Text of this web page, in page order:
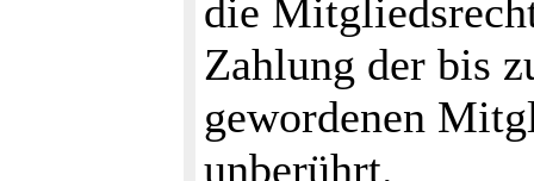
die
Zahlung der bis
gewordenen
unberührt.